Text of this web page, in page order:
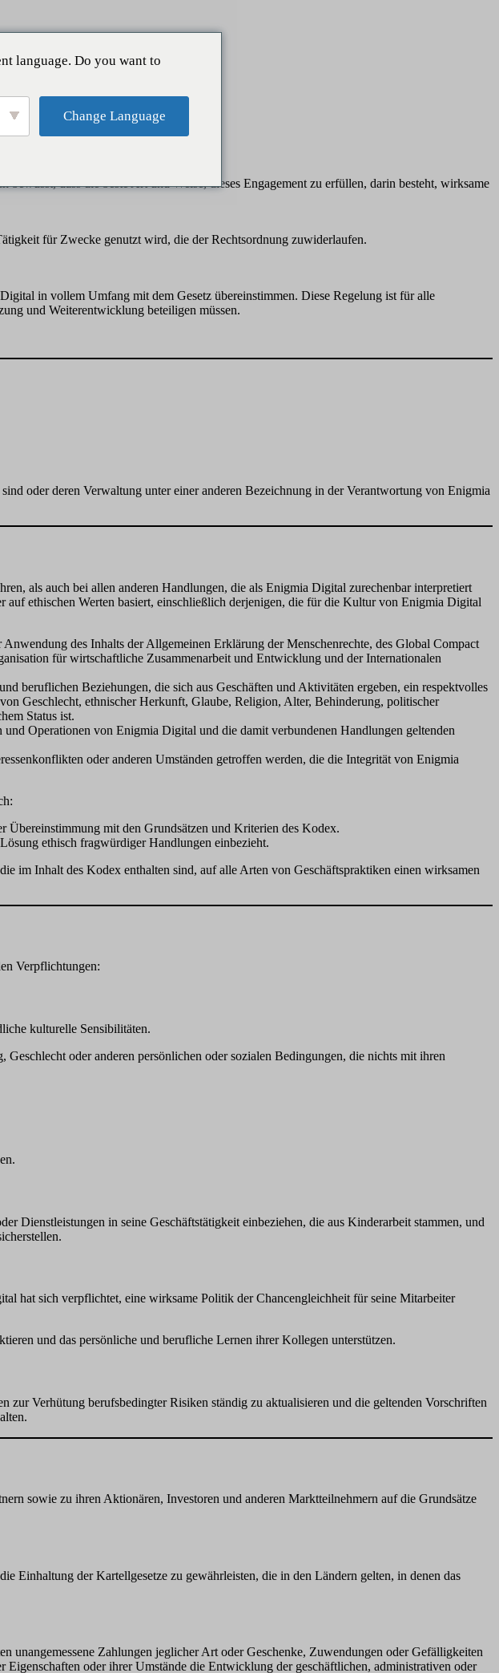
dass die beste Art und Weise, dieses Engagement zu erfüllen, darin besteht, wirksame
für Zwecke genutzt wird, die der Rechtsordnung zuwiderlaufen.
in vollem Umfang mit dem Gesetz übereinstimmen. Diese Regelung ist für alle
und Weiterentwicklung beteiligen müssen.
oder deren Verwaltung unter einer anderen Bezeichnung in der Verantwortung von Enigmia
als auch bei allen anderen Handlungen, die als Enigmia Digital zurechenbar interpretiert
ethischen Werten basiert, einschließlich derjenigen, die für die Kultur von Enigmia Digital
des Inhalts der Allgemeinen Erklärung der Menschenrechte, des Global Compact
für wirtschaftliche Zusammenarbeit und Entwicklung und der Internationalen
beruflichen Beziehungen, die sich aus Geschäften und Aktivitäten ergeben, ein respektvolles
Geschlecht, ethnischer Herkunft, Glaube, Religion, Alter, Behinderung, politischer
Status ist.
Operationen von Enigmia Digital und die damit verbundenen Handlungen geltenden
oder anderen Umständen getroffen werden, die die Integrität von Enigmia
mit den Grundsätzen und Kriterien des Kodex.
ethisch fragwürdiger Handlungen einbezieht.
im Inhalt des Kodex enthalten sind, auf alle Arten von Geschäftspraktiken einen wirksamen
Verpflichtungen:
kulturelle Sensibilitäten.
oder anderen persönlichen oder sozialen Bedingungen, die nichts mit ihren
in seine Geschäftstätigkeit einbeziehen, die aus Kinderarbeit stammen, und
hat sich verpflichtet, eine wirksame Politik der Chancengleichheit für seine Mitarbeiter
und das persönliche und berufliche Lernen ihrer Kollegen unterstützen.
Verhütung berufsbedingter Risiken ständig zu aktualisieren und die geltenden Vorschriften
sowie zu ihren Aktionären, Investoren und anderen Marktteilnehmern auf die Grundsätze
Einhaltung der Kartellgesetze zu gewährleisten, die in den Ländern gelten, in denen das
Zahlungen jeglicher Art oder Geschenke, Zuwendungen oder Gefälligkeiten
oder ihrer Umstände die Entwicklung der geschäftlichen, administrativen oder
language. Do you want to
Change Language